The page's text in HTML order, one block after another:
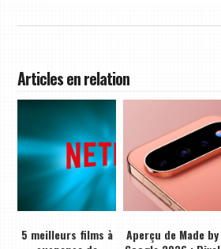
Articles en relation
5 meilleurs films à
Aperçu de Made by